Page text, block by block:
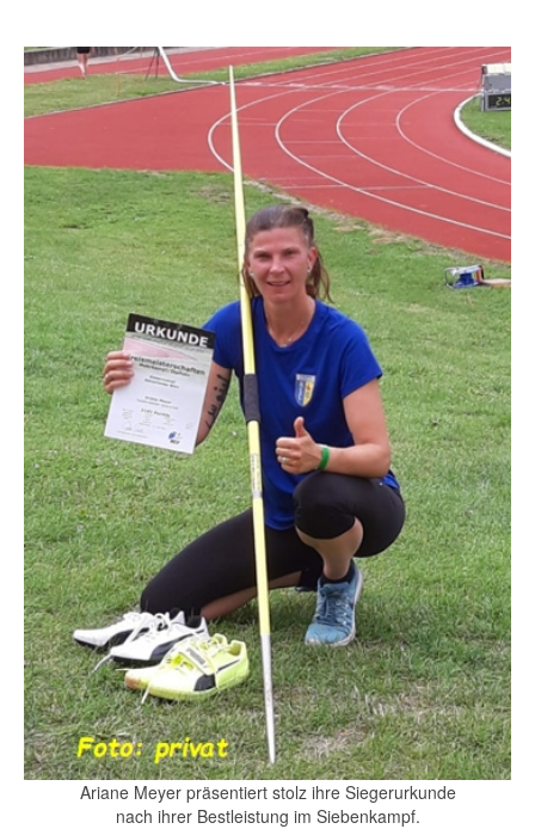
Ariane Meyer präsentiert stolz ihre Siegerurkunde
nach ihrer Bestleistung im Siebenkampf.